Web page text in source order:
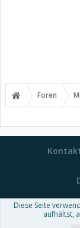
Foren
Forum
Diese Seite
aufhältst,